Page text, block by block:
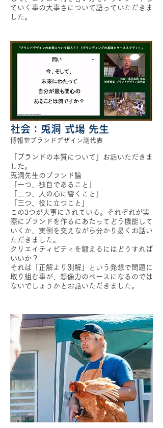
ていく事の大事さについて語っていただきま
した。
社会：兎洞 式場 先生
博報堂ブランドデザイン副代表
「ブランドの本質について」お話いただきま
した。
兎洞先生のブランド論
「一つ、独自であること」
「二つ、人の心に響くこと」
「三つ、役に立つこと」
この3つが大事にされている。それぞれが実
際にブランドを作るにあたってどう機能して
いくか、実例を交えながら分かり易くお話い
ただきました。
クリエイティビティを鍛えるにはどうすれば
いいか？
それは「正解より別解」という発想で問題に
取り組む事が、想像力のベースになるのでは
ないでしょうかとお話いただきました。